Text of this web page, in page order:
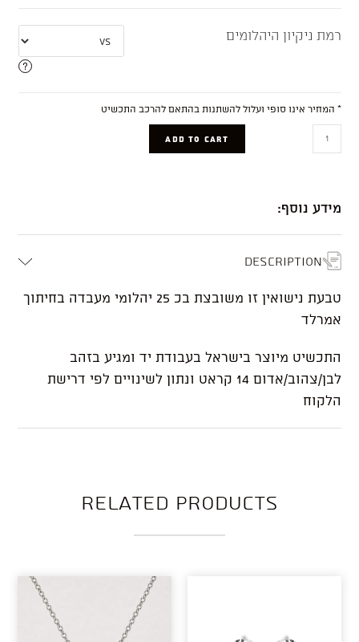
רמת ניקיון היהלומים
* המחיר אינו סופי ועלול להשתנות בהתאם להרכב התכשיט
ADD TO CART
מידע נוסף:
Description
טבעת נישואין זו משובצת בכ 25 יהלומי מעבדה בחיתוך
אמרלד
התכשיט מיוצר בישראל בעבודת יד ומגיע בזהב
לבן/צהוב/אדום 14 קראט ונתון לשינויים לפי דרישת
הלקוח
Related products